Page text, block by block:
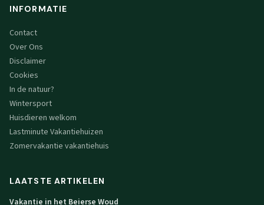
INFORMATIE
Contact
Over Ons
Disclaimer
Cookies
In de natuur?
Wintersport
Huisdieren welkom
Lastminute Vakantiehuizen
Zomervakantie vakantiehuis
LAATSTE ARTIKELEN
Vakantie in het Beierse Woud